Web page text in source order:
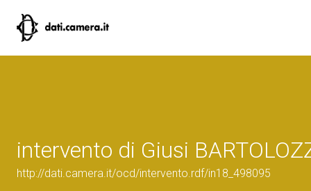
intervento di Giusi
http://dati.camera.it/ocd/intervento.rdf/in18_498095